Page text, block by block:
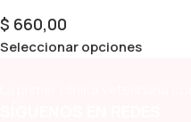
$ 660,00
Seleccionar opciones